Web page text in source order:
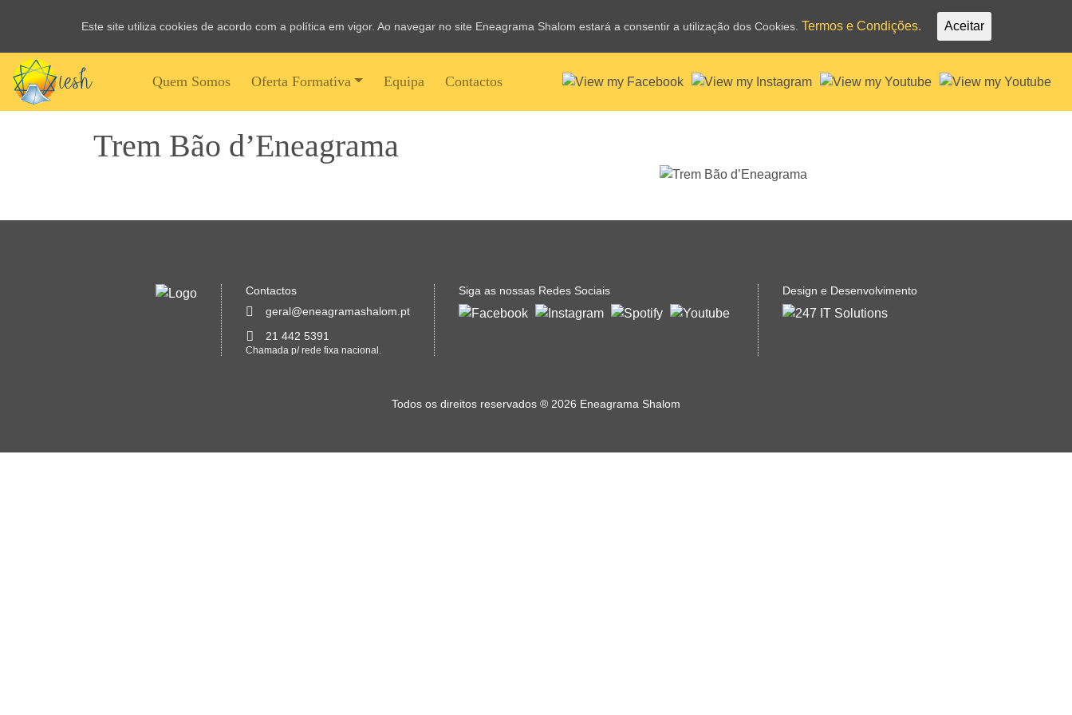
Quem Somos Oferta Formativa Equipa Contactos
Trem Bão d’Eneagrama
Contactos
geral@eneagramashalom.pt
21 442 5391
Chamada p/ rede fixa nacional.
Siga as nossas Redes Sociais Design e Desenvolvimento
Todos os direitos reservados ® 2026 Eneagrama Shalom
Este site utiliza cookies de acordo com a política em vigor. Ao navegar no site Eneagrama Shalom estará a consentir a utilização dos Cookies. Termos e Condições. Aceitar